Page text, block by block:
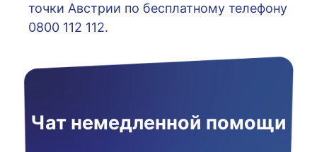
точки Австрии по бесплатному телефону
0800 112 112.
Чат немедленной помощи